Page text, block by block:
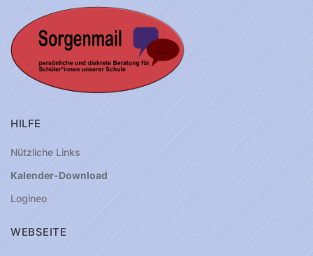
HILFE
Nützliche Links
Kalender-Download
Logineo
WEBSEITE